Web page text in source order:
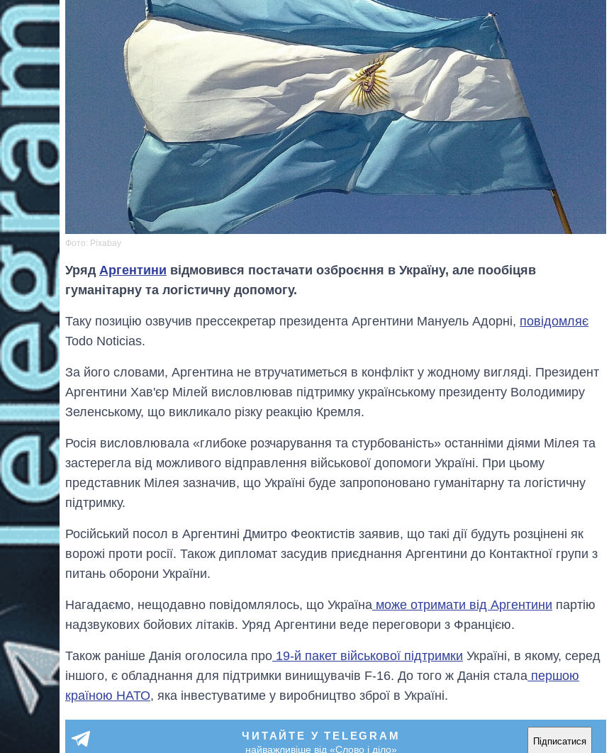
Фото: Pixabay
Уряд Аргентини відмовився постачати озброєння в Україну, але пообіцяв
гуманітарну та логістичну допомогу.
Таку позицію озвучив прессекретар президента Аргентини Мануель Адорні, повідомляє
Todo Noticias.
За його словами, Аргентина не втручатиметься в конфлікт у жодному вигляді. Президент
Аргентини Хав'єр Мілей висловлював підтримку українському президенту Володимиру
Зеленському, що викликало різку реакцію Кремля.
Росія висловлювала «глибоке розчарування та стурбованість» останніми діями Мілея та
застерегла від можливого відправлення військової допомоги Україні. При цьому
представник Мілея зазначив, що Україні буде запропоновано гуманітарну та логістичну
підтримку.
Російський посол в Аргентині Дмитро Феоктистів заявив, що такі дії будуть розцінені як
ворожі проти росії. Також дипломат засудив приєднання Аргентини до Контактної групи з
питань оборони України.
Нагадаємо, нещодавно повідомлялось, що Україна може отримати від Аргентини партію
надзвукових бойових літаків. Уряд Аргентини веде переговори з Францією.
Також раніше Данія оголосила про 19-й пакет військової підтримки Україні, в якому, серед
іншого, є обладнання для підтримки винищувачів F-16. До того ж Данія стала першою
країною НАТО, яка інвестуватиме у виробництво зброї в Україні.
ЧИТАЙТЕ У TELEGRAM
найважливіше від «Слово і діло»
Підписатися
Вісім масованих
ударів по Україні
головною ціллю
рф